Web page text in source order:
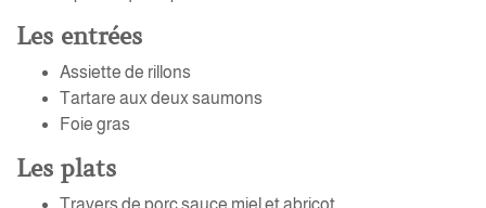
Les entrées
Assiette de rillons
Tartare aux deux saumons
Foie gras
Les plats
Travers de porc sauce miel et abricot